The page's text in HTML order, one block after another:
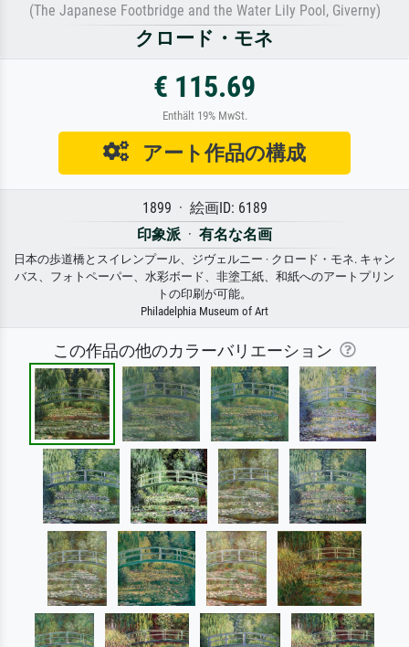
(The Japanese Footbridge and the Water Lily Pool, Giverny)
クロード・モネ
€ 115.69
Enthält 19% MwSt.
アート作品の構成
1899 · 絵画ID: 6189
印象派 · 有名な名画
日本の歩道橋とスイレンプール、ジヴェルニー · クロード・モネ. キャン
バス、フォトペーパー、水彩ボード、非塗工紙、和紙へのアートプリン
トの印刷が可能。
Philadelphia Museum of Art
この作品の他のカラーバリエーション